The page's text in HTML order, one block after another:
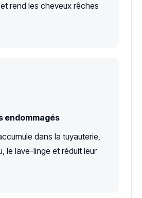
rend les cheveux rêches
endommagés
dans la tuyauterie,
le lave-linge et réduit leur